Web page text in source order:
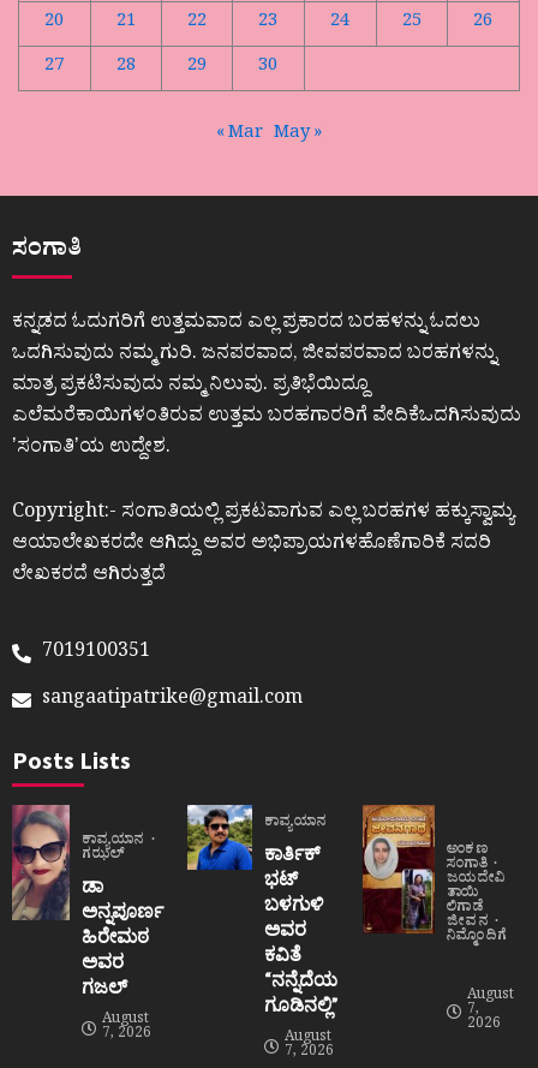
20
21 22 23 24 25
26
27
28 29 30
« Mar May »
ಸಂಗಾತಿ
ಕನ್ನಡದ ಓದುಗರಿಗೆ ಉತ್ತಮವಾದ ಎಲ್ಲ ಪ್ರಕಾರದ ಬರಹಳನ್ನು ಓದಲು
ಒದಗಿಸುವುದು ನಮ್ಮ ಗುರಿ. ಜನಪರವಾದ, ಜೀವಪರವಾದ ಬರಹಗಳನ್ನು
ಮಾತ್ರ ಪ್ರಕಟಿಸುವುದು ನಮ್ಮ ನಿಲುವು. ಪ್ರತಿಭೆಯಿದ್ದೂ
ಎಲೆಮರೆಕಾಯಿಗಳಂತಿರುವ ಉತ್ತಮ ಬರಹಗಾರರಿಗೆ ವೇದಿಕೆಒದಗಿಸುವುದು
ʼಸಂಗಾತಿʼಯ ಉದ್ದೇಶ.
Copyright:- ಸಂಗಾತಿಯಲ್ಲಿ ಪ್ರಕಟವಾಗುವ ಎಲ್ಲ ಬರಹಗಳ ಹಕ್ಕುಸ್ವಾಮ್ಯ
ಆಯಾಲೇಖಕರದೇ ಆಗಿದ್ದು ಅವರ ಅಭಿಪ್ರಾಯಗಳಹೊಣೆಗಾರಿಕೆ ಸದರಿ
ಲೇಖಕರದೆ ಆಗಿರುತ್ತದೆ
7019100351
sangaatipatrike@gmail.com
Posts Lists
ಕಾವ್ಯಯಾನ
ಗಝಲ್
ಡಾ
ಅನ್ನಪೂರ್ಣ
ಹಿರೇಮಠ
ಅವರ
ಗಜಲ್
August
7, 2026
ಕಾವ್ಯಯಾನ
ಕಾರ್ತಿಕ್
ಭಟ್
ಬಳಗುಳಿ
ಅವರ
ಕವಿತೆ
“ನನ್ನೆದೆಯ
ಗೂಡಿನಲ್ಲಿ”
August
7, 2026
ಅಂಕಣ
ಸಂಗಾತಿ
ಜಯದೇವಿ
ತಾಯಿ
ಲಿಗಾಡೆ
ಜೀವನ
ನಿಮ್ಮೊಂದಿಗೆ
August
7,
2026